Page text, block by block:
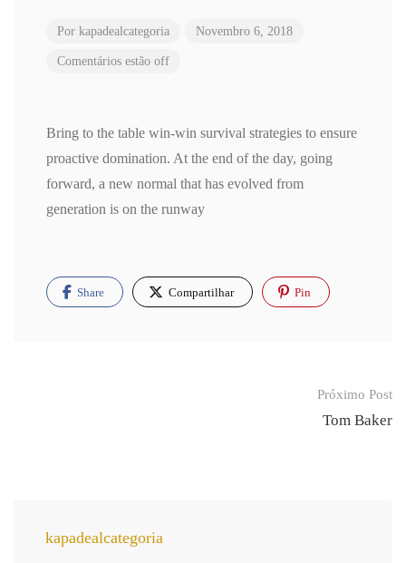
Por kapadealcategoria Novembro 6, 2018
Comentários estão off
Bring to the table win-win survival strategies to ensure
proactive domination. At the end of the day, going
forward, a new normal that has evolved from
generation is on the runway
Share Compartilhar Pin
Próximo Post
Tom Baker
kapadealcategoria